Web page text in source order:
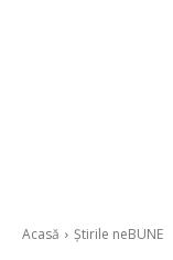
Acasă Știrile neBUNE